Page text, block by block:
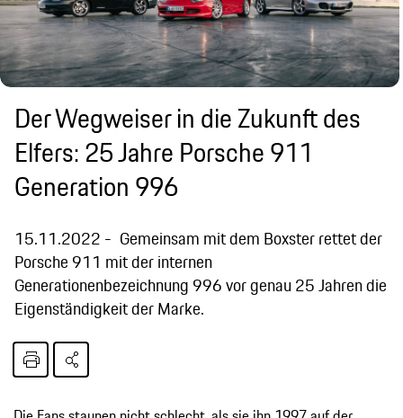
Der Wegweiser in die Zukunft des
Elfers: 25 Jahre Porsche 911
Generation 996
15.11.2022
Gemeinsam mit dem Boxster rettet der
Porsche 911 mit der internen
Generationenbezeichnung 996 vor genau 25 Jahren die
Eigenständigkeit der Marke.